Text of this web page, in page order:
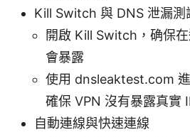
Kill Switch 與 DNS 泄漏測
開啟 Kill Switch，确保
會暴露
使用 dnsleaktest.com 進
確保 VPN 沒有暴露真實
自動連線與快速連線